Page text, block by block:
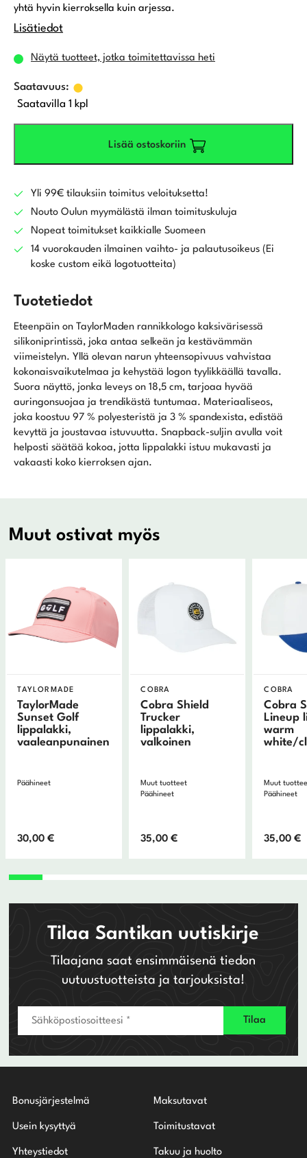
yhtä hyvin kierroksella kuin arjessa.
Lisätiedot
Näytä tuotteet, jotka toimitettavissa heti
Saatavilla 1 kpl
Lisää ostoskoriin
Yli 99€ tilauksiin toimitus veloituksetta!
Nouto Oulun myymälästä ilman toimituskuluja
Nopeat toimitukset kaikkialle Suomeen
14 vuorokauden ilmainen vaihto- ja palautusoikeus (Ei
koske custom eikä logotuotteita)
Tuotetiedot
Eteenpäin on TaylorMaden rannikkologo kaksivärisessä
silikoniprintissä, joka antaa selkeän ja kestävämmän
viimeistelyn. Yllä olevan narun yhteensopivuus vahvistaa
kokonaisvaikutelmaa ja kehystää logon tyylikkäällä tavalla.
Suora näyttö, jonka leveys on 18,5 cm, tarjoaa hyvää
auringonsuojaa ja trendikästä tuntumaa. Materiaaliseos,
joka koostuu 97 % polyesteristä ja 3 % spandexista, edistää
kevyttä ja joustavaa istuvuutta. Snapback-suljin avulla voit
helposti säätää kokoa, jotta lippalakki istuu mukavasti ja
vakaasti koko kierroksen ajan.
Muut ostivat myös
TAYLORMADE
TaylorMade
Sunset Golf
lippalakki,
vaaleanpunainen
Päähineet
30,00€
COBRA
Cobra Shield
Trucker
lippalakki,
valkoinen
Muut tuotteet
Päähineet
35,00€
COBRA
Cobra
Lineup
warm
white/
Muut
Päähineet
35,00€
Tilaa Santikan uutiskirje
Tilaajana saat ensimmäisenä tiedon
uutuustuotteista ja tarjouksista!
Bonusjärjestelmä
Usein kysyttyä
Yhteystiedot
Maksutavat
Toimitustavat
Takuu ja huolto